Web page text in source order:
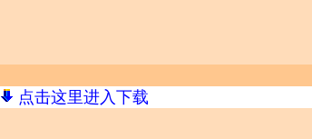
点击这里进入下载